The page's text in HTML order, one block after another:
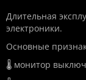
Длительная
электроники.
Основные
🌡️ монитор